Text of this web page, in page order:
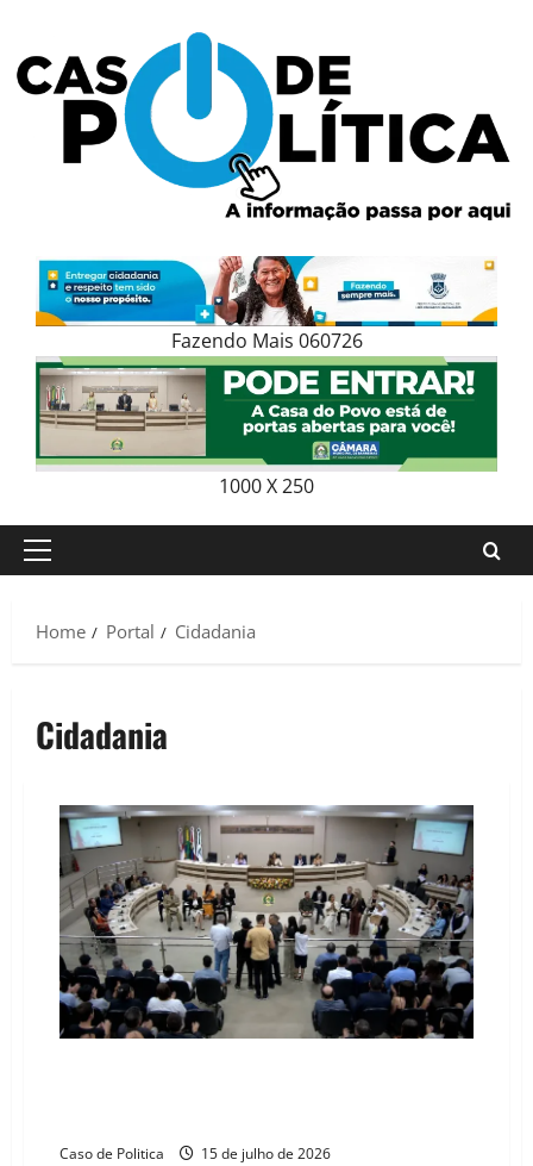
content
Fazendo Mais 060726
1000 X 250
Primary
Home
Portal Cidadania
Cidadania
Caso de Politica 15 de julho de 2026